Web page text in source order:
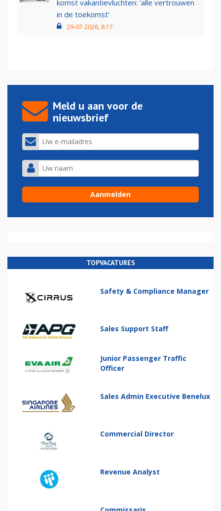
komst vakantievluchten: 'alle vertrouwen
in de toekomst'
29-07-2026, 8:17
Meld u aan voor de
nieuwsbrief
TOPVACATURES
Safety & Compliance Manager
Sales Support Staff
Junior Passenger Traffic
Officer
Sales Admin Executive Benelux
Commercial Director
Revenue Analyst